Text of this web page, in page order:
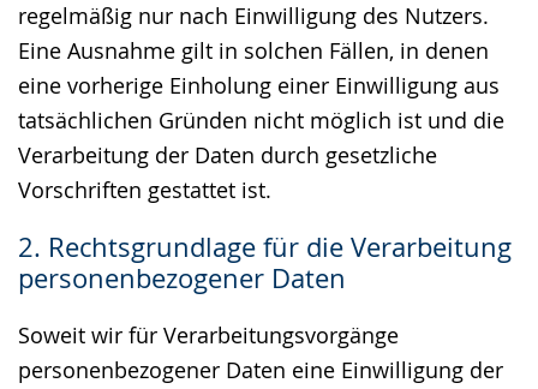
regelmäßig nur nach Einwilligung des Nutzers.
Eine Ausnahme gilt in solchen Fällen, in denen
eine vorherige Einholung einer Einwilligung aus
tatsächlichen Gründen nicht möglich ist und die
Verarbeitung der Daten durch gesetzliche
Vorschriften gestattet ist.
2. Rechtsgrundlage für die Verarbeitung
personenbezogener Daten
Soweit wir für Verarbeitungsvorgänge
personenbezogener Daten eine Einwilligung der